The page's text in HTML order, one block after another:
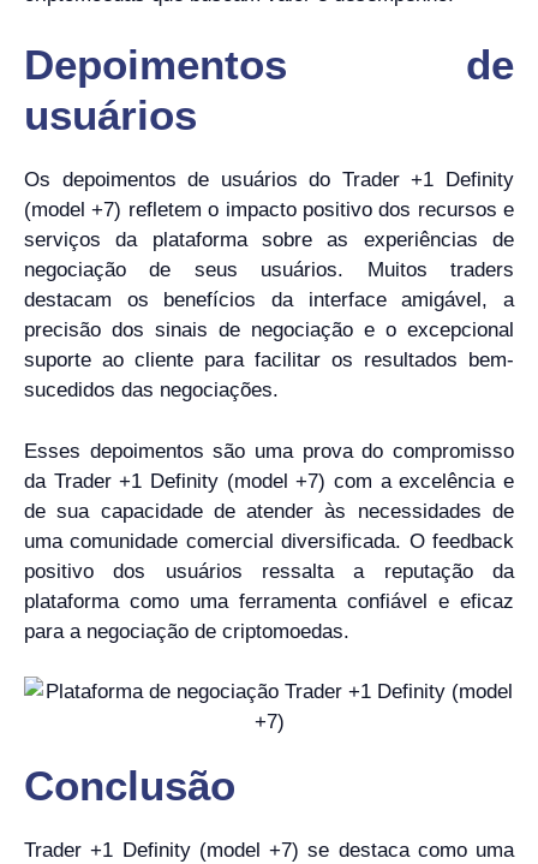
Depoimentos de
usuários
Os depoimentos de usuários do Trader +1 Definity
(model +7) refletem o impacto positivo dos recursos e
serviços da plataforma sobre as experiências de
negociação de seus usuários. Muitos traders
destacam os benefícios da interface amigável, a
precisão dos sinais de negociação e o excepcional
suporte ao cliente para facilitar os resultados bem-
sucedidos das negociações.
Esses depoimentos são uma prova do compromisso
da Trader +1 Definity (model +7) com a excelência e
de sua capacidade de atender às necessidades de
uma comunidade comercial diversificada. O feedback
positivo dos usuários ressalta a reputação da
plataforma como uma ferramenta confiável e eficaz
para a negociação de criptomoedas.
Conclusão
Trader +1 Definity (model +7) se destaca como uma